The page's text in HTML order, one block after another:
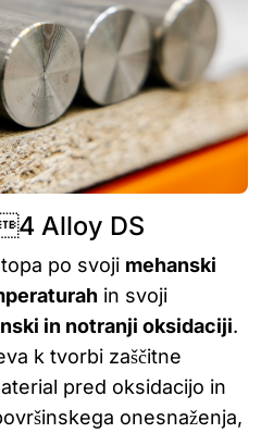
Alloy DS
po svoji mehanski
in svoji
in notranji oksidaciji.
k tvorbi zaščitne
pred oksidacijo in
onesnaženja,